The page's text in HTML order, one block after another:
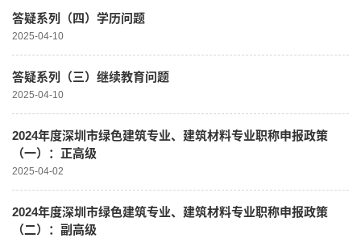
答疑系列（四）学历问题
2025-04-10
答疑系列（三）继续教育问题
2025-04-10
2024年度深圳市绿色建筑专业、建筑材料专业职称申报政策
（一）：正高级
2025-04-02
2024年度深圳市绿色建筑专业、建筑材料专业职称申报政策
（二）：副高级